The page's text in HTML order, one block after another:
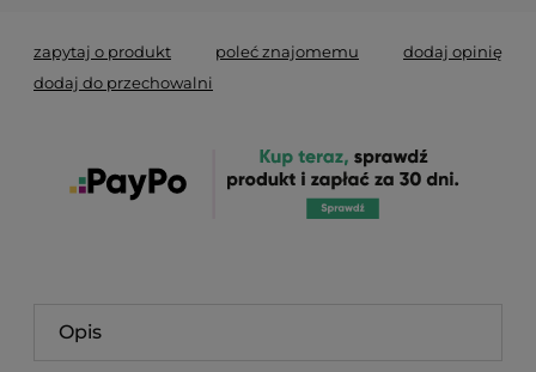
zapytaj o produkt poleć znajomemu
dodaj opinię
dodaj do przechowalni
Opis